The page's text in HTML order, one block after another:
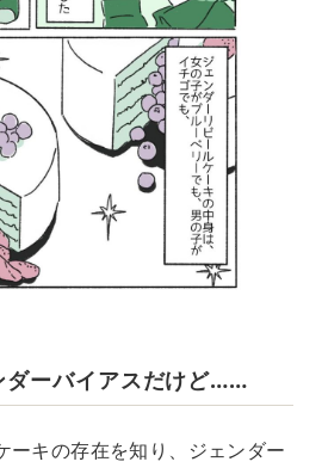
ダーバイアスだけど……
ーキの存在を知り、ジェンダー